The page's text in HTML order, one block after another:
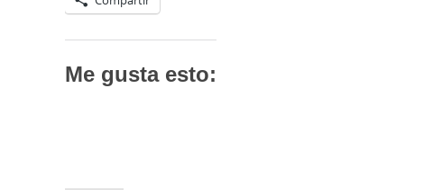
Me gusta esto: